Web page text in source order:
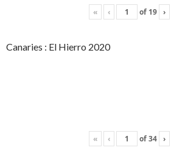
« ‹ of 19 ›
Canaries : El Hierro 2020
« ‹ of34 ›